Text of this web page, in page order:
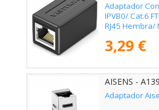
Adaptador
IPVB0/ Cat.6
RJ45 Hembra/
3,29 €
AISENS -
Adaptador